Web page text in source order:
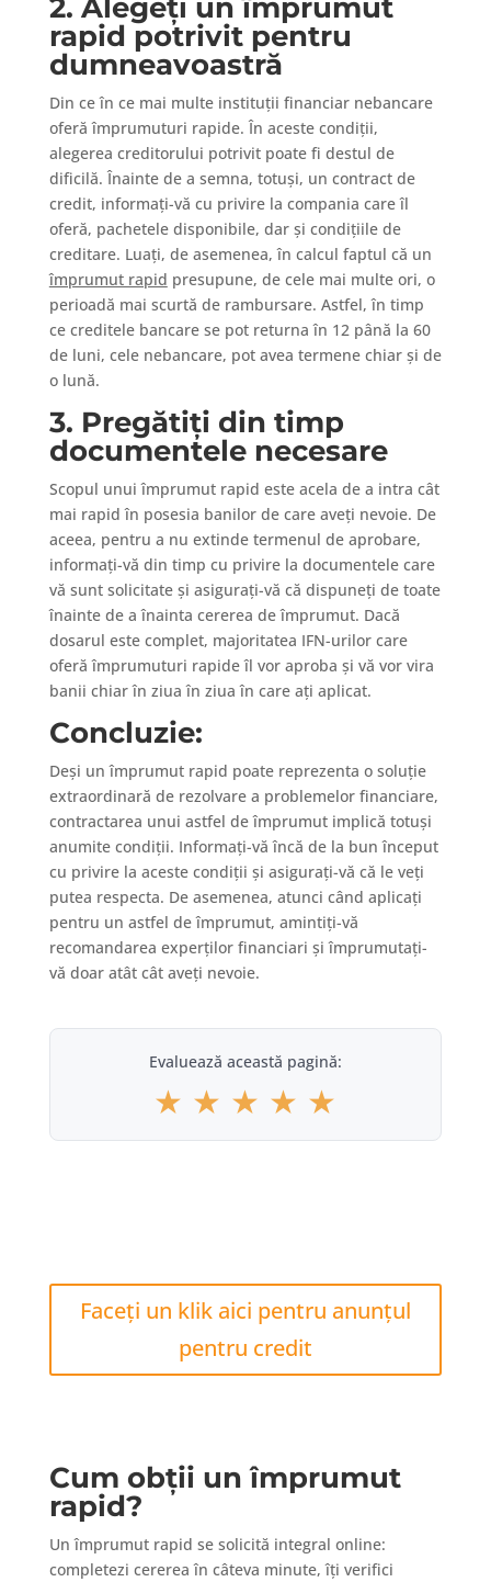
2. Alegeți un împrumut
rapid potrivit pentru
dumneavoastră
Din ce în ce mai multe instituții financiar nebancare
oferă împrumuturi rapide. În aceste condiții,
alegerea creditorului potrivit poate fi destul de
dificilă. Înainte de a semna, totuși, un contract de
credit, informați-vă cu privire la compania care îl
oferă, pachetele disponibile, dar și condițiile de
creditare. Luați, de asemenea, în calcul faptul că un
împrumut rapid presupune, de cele mai multe ori, o
perioadă mai scurtă de rambursare. Astfel, în timp
ce creditele bancare se pot returna în 12 până la 60
de luni, cele nebancare, pot avea termene chiar și de
o lună.
3. Pregătiți din timp
documentele necesare
Scopul unui împrumut rapid este acela de a intra cât
mai rapid în posesia banilor de care aveți nevoie. De
aceea, pentru a nu extinde termenul de aprobare,
informați-vă din timp cu privire la documentele care
vă sunt solicitate și asigurați-vă că dispuneți de toate
înainte de a înainta cererea de împrumut. Dacă
dosarul este complet, majoritatea IFN-urilor care
oferă împrumuturi rapide îl vor aproba și vă vor vira
banii chiar în ziua în ziua în care ați aplicat.
Concluzie:
Deși un împrumut rapid poate reprezenta o soluție
extraordinară de rezolvare a problemelor financiare,
contractarea unui astfel de împrumut implică totuși
anumite condiții. Informați-vă încă de la bun început
cu privire la aceste condiții și asigurați-vă că le veți
putea respecta. De asemenea, atunci când aplicați
pentru un astfel de împrumut, amintiți-vă
recomandarea experților financiari și împrumutați-
vă doar atât cât aveți nevoie.
Evaluează această pagină:
★ ★ ★ ★ ★
Faceți un klik aici pentru anunțul
pentru credit
Cum obții un împrumut
rapid?
Un împrumut rapid se solicită integral online:
completezi cererea în câteva minute, îți verifici